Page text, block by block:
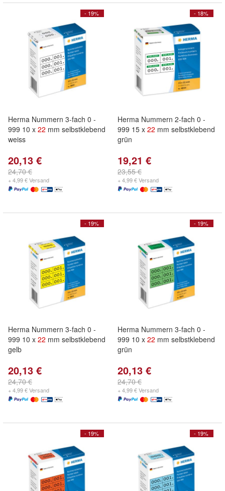
- 19%
Herma Nummern 3-fach 0 -
999 10 x 22 mm selbstklebend
weiss
20,13 €
24,70 €
+ 4,99 € Versand
- 18%
Herma Nummern 2-fach 0 -
999 15 x 22 mm selbstklebend
grün
19,21 €
23,55 €
+ 4,99 € Versand
- 19%
Herma Nummern 3-fach 0 -
999 10 x 22 mm selbstklebend
gelb
20,13 €
24,70 €
+ 4,99 € Versand
- 19%
Herma Nummern 3-fach 0 -
999 10 x 22 mm selbstklebend
grün
20,13 €
24,70 €
+ 4,99 € Versand
- 19% - 19%